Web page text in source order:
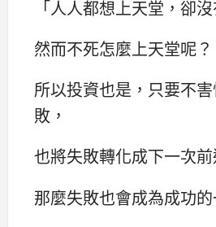
「人人都想上天堂，卻
然而不死怎麼上天堂呢？
所以投資也是，只要不
敗，
也將失敗轉化成下一次前
那麼失敗也會成為成功的